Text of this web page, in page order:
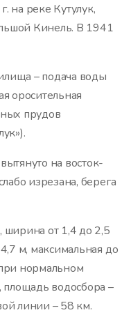
на реке Кутулук,
Кинель. В 1941
– подача воды
оросительная
прудов
на восток-
изрезана, берега
от 1,4 до 2,5
м, максимальная до
нормальном
водосбора –
линии – 58 км.